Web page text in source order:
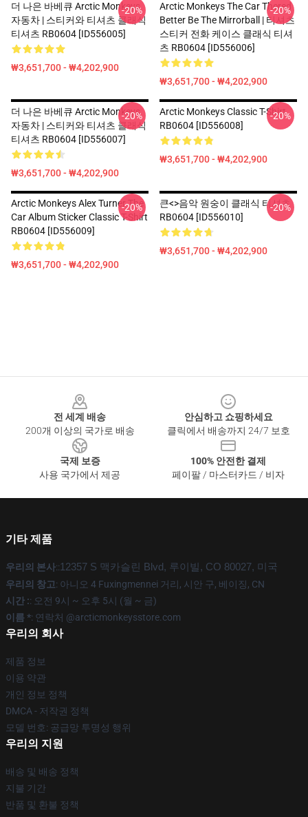
더 나은 바베큐 Arctic Monkeys
자동차 | 스티커와 티셔츠 클래식
티셔츠 RB0604 [ID556005]
₩3,651,700 - ₩4,202,900
-20%
Arctic Monkeys The Car Thered
Better Be The Mirrorball | 티셔츠
스티커 전화 케이스 클래식 티셔
츠 RB0604 [ID556006]
₩3,651,700 - ₩4,202,900
-20%
더 나은 바베큐 Arctic Monkeys
자동차 | 스티커와 티셔츠 클래식
티셔츠 RB0604 [ID556007]
₩3,651,700 - ₩4,202,900
-20%
Arctic Monkeys Classic T-Shirt
RB0604 [ID556008]
₩3,651,700 - ₩4,202,900
-20%
Arctic Monkeys Alex Turner The
Car Album Sticker Classic T-Shirt
RB0604 [ID556009]
₩3,651,700 - ₩4,202,900
-20%
큰<>음악 원숭이 클래식 티셔츠
RB0604 [ID556010]
₩3,651,700 - ₩4,202,900
-20%
전 세계 배송
200개 이상의 국가로 배송
안심하고 쇼핑하세요
클릭에서 배송까지 24/7 보호
국제 보증
사용 국가에서 제공
100% 안전한 결제
페이팔 / 마스터카드 / 비자
기타 제품
우리의 본사::12357 S 맥카슬린 Blvd, 루이빌, CO 80027, 미국
우리의 창고: 아니오 4 Fuxingmennei 거리, 시안 구, 베이징, CN
시간 :: 오전 9시 ~ 오후 5시 (월 ~ 금)
이름 *: 연락처 @arcticmonkeysstore.com
우리의 회사
제품 정보
이용 약관
개인 정보 정책
DMCA - 저작권 정책
모델 번호: 공급망 투명성 행위
우리의 지원
배송 및 배송 정책
지불 기간
반품 및 환불 정책